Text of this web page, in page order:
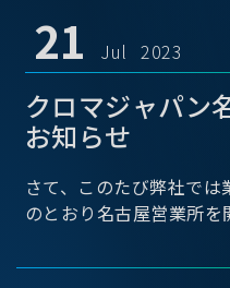
21 Jul 2023
クロマジャパン
お知らせ
さて、このたび弊社で
のとおり名古屋営業所を